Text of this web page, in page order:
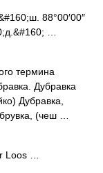
88°00′00″
…
термина
Дубравка
Дубравка,
(чеш …
Loos …